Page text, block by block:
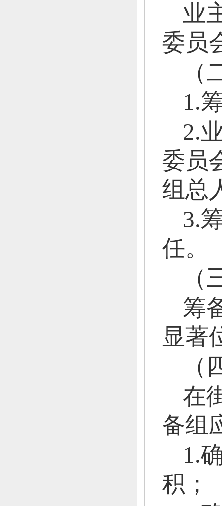
业
委员
1.
2.
委员
组总
3.
任。
筹
显著
在
备组
1.
积；